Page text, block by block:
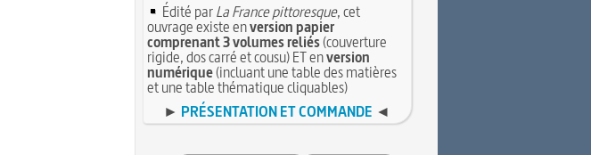
Édité parLa France pittoresque, cet
ouvrage existe enversion papier
comprenant 3 volumes reliés(couverture
rigide, dos carré et cousu) ET enversion
numérique(incluant une table des matières
et une table thématique cliquables)
► PRÉSENTATION ET COMMANDE ◄